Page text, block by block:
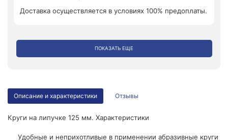
Доставка осуществляется в условиях 100% предоплаты.
ПОКАЗАТЬ ЕЩЕ
Описание и характеристики Отзывы
Круги на липучке 125 мм. Характеристики
Удобные и неприхотливые в применении абразивные круги